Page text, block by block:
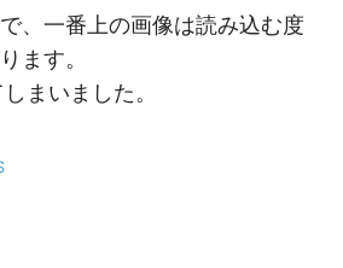
、一番上の画像は読み込む度
ます。
まいました。